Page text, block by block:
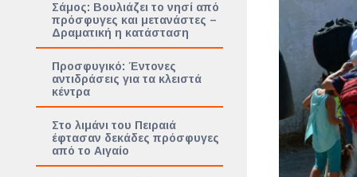
Σάμος: Βουλιάζει το νησί από
πρόσφυγες και μετανάστες –
Δραματική η κατάσταση
Προσφυγικό: Έντονες
αντιδράσεις για τα κλειστά
κέντρα
Στο λιμάνι του Πειραιά
έφτασαν δεκάδες πρόσφυγες
από το Αιγαίο